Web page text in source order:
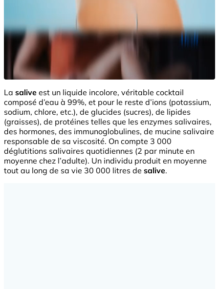
La salive est un liquide incolore, véritable cocktail
composé d’eau à 99%, et pour le reste d’ions (potassium,
sodium, chlore, etc.), de glucides (sucres), de lipides
(graisses), de protéines telles que les enzymes salivaires,
des hormones, des immunoglobulines, de mucine salivaire
responsable de sa viscosité. On compte 3 000
déglutitions salivaires quotidiennes (2 par minute en
moyenne chez l’adulte). Un individu produit en moyenne
tout au long de sa vie 30 000 litres de salive.